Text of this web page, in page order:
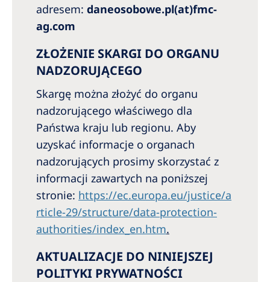
adresem: daneosobowe.pl(at)fmc-
ag.com
ZŁOŻENIE SKARGI DO ORGANU
NADZORUJĄCEGO
Skargę można złożyć do organu
nadzorującego właściwego dla
Państwa kraju lub regionu. Aby
uzyskać informacje o organach
nadzorujących prosimy skorzystać z
informacji zawartych na poniższej
stronie: https://ec.europa.eu/justice/a
rticle-29/structure/data-protection-
authorities/index_en.htm.
AKTUALIZACJE DO NINIEJSZEJ
POLITYKI PRYWATNOŚCI